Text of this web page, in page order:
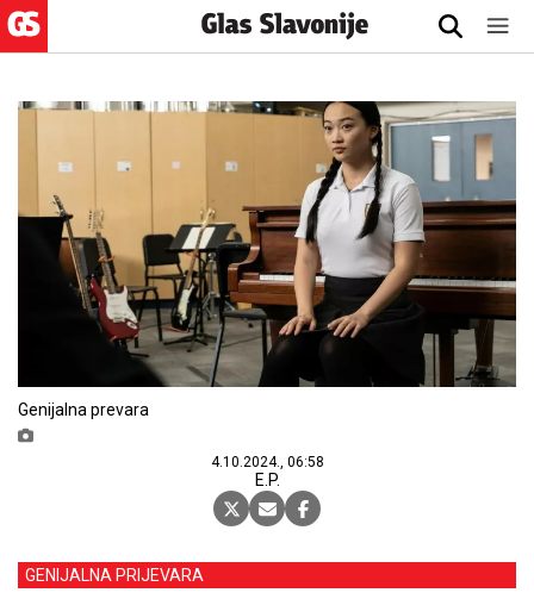
Genijalna prevara
4.10.2024., 06:58
E.P.
GENIJALNA PRIJEVARA